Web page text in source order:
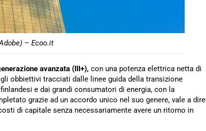
– Ecoo.it
avanzata (III+), con una potenza elettrica netta di
obbiettivi tracciati dalle linee guida della transizione
e dai grandi consumatori di energia, con la
grazie ad un accordo unico nel suo genere, vale a dire
di capitale senza necessariamente avere un ritorno in